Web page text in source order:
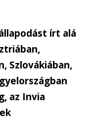
írt alá
Szlovákiában,
az Invia